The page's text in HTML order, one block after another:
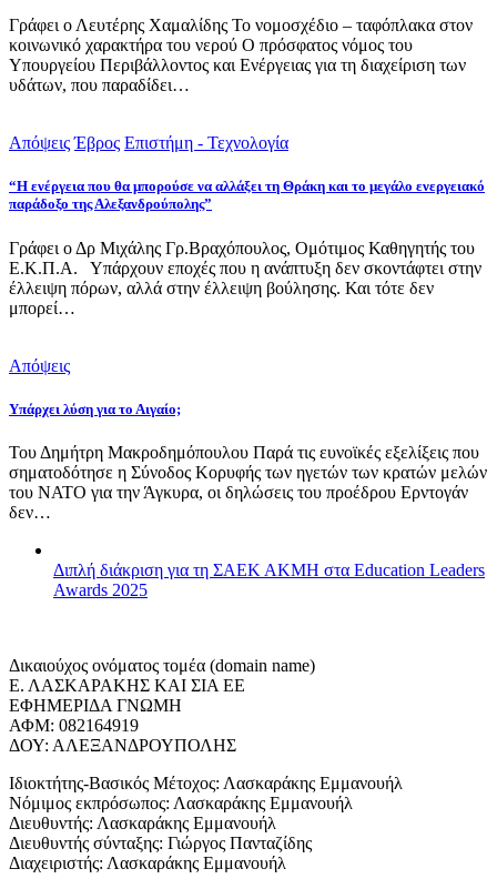
Γράφει ο Λευτέρης Χαμαλίδης Το νομοσχέδιο – ταφόπλακα στον
κοινωνικό χαρακτήρα του νερού Ο πρόσφατος νόμος του
Υπουργείου Περιβάλλοντος και Ενέργειας για τη διαχείριση των
υδάτων, που παραδίδει…
Απόψεις Έβρος Επιστήμη - Τεχνολογία
“Η ενέργεια που θα μπορούσε να αλλάξει τη Θράκη και το μεγάλο ενεργειακό
παράδοξο της Αλεξανδρούπολης”
Γράφει ο Δρ Μιχάλης Γρ.Βραχόπουλος, Ομότιμος Καθηγητής του
Ε.Κ.Π.Α. Υπάρχουν εποχές που η ανάπτυξη δεν σκοντάφτει στην
έλλειψη πόρων, αλλά στην έλλειψη βούλησης. Και τότε δεν
μπορεί…
Απόψεις
Υπάρχει λύση για το Αιγαίο;
Του Δημήτρη Μακροδημόπουλου Παρά τις ευνοϊκές εξελίξεις που
σηματοδότησε η Σύνοδος Κορυφής των ηγετών των κρατών μελών
του ΝΑΤΟ για την Άγκυρα, οι δηλώσεις του προέδρου Ερντογάν
δεν…
Διπλή διάκριση για τη ΣΑΕΚ ΑΚΜΗ στα Education Leaders
Awards 2025
Δικαιούχος ονόματος τομέα (domain name)
Ε. ΛΑΣΚΑΡΑΚΗΣ ΚΑΙ ΣΙΑ ΕΕ
ΕΦΗΜΕΡΙΔΑ ΓΝΩΜΗ
ΑΦΜ: 082164919
ΔΟΥ: ΑΛΕΞΑΝΔΡΟΥΠΟΛΗΣ
Ιδιοκτήτης-Βασικός Μέτοχος: Λασκαράκης Εμμανουήλ
Νόμιμος εκπρόσωπος: Λασκαράκης Εμμανουήλ
Διευθυντής: Λασκαράκης Εμμανουήλ
Διευθυντής σύνταξης: Γιώργος Πανταζίδης
Διαχειριστής: Λασκαράκης Εμμανουήλ